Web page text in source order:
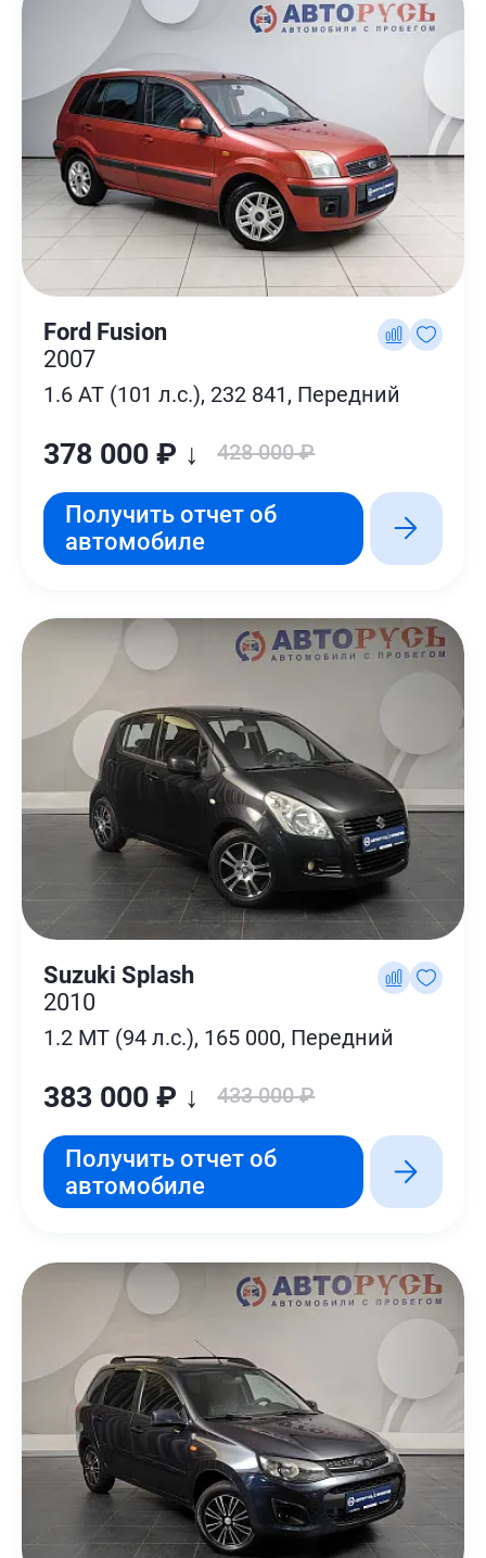
Ford Fusion
2007
1.6 AT (101 л.с.), 232 841, Передний
378 000 ₽ ↓ 428 000 ₽
Получить отчет об
автомобиле
Suzuki Splash
2010
1.2 MT (94 л.с.), 165 000, Передний
383 000 ₽ ↓ 433 000 ₽
Получить отчет об
автомобиле